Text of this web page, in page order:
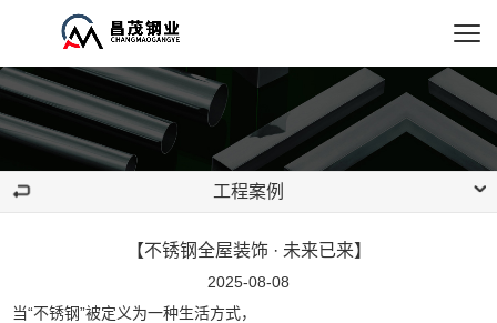
工程案例
【不锈钢全屋装饰 · 未来已来】
2025-08-08
当“不锈钢”被定义为一种生活方式，